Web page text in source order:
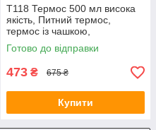
T118 Термос 500 мл висока
якість, Питний термос,
термос із чашкою,
компактний
Готово до відправки
473 ₴ 675 ₴
Купити